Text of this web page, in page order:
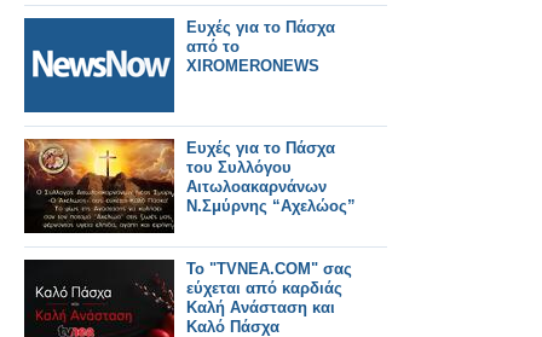
Ευχές για το Πάσχα
από το
XIROMERONEWS
Ευχές για το Πάσχα
του Συλλόγου
Αιτωλοακαρνάνων
Ν.Σμύρνης “Αχελώος”
Το "TVNEA.COM" σας
εύχεται από καρδιάς
Καλή Ανάσταση και
Καλό Πάσχα